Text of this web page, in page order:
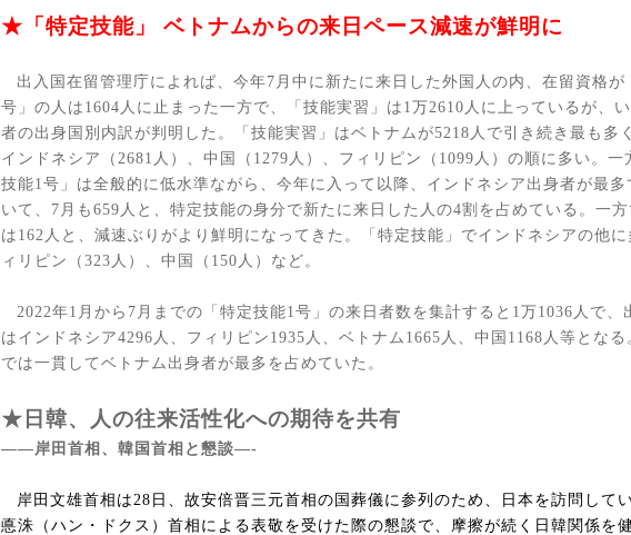
★「特定技能」 ベトナムからの来日ペース減速が鮮明に
出入国在留管理庁によれば、今年7 月中に新たに来日した外国人の内、在留資格が
号」の人は 1604 人に止まった一方で、「技能実習」は 1万2610 人に上っているが、
者の出身国別内訳が判明した。「技能実習」はベトナムが5218 人で引き続き最も多
インドネシア（ 2681 人）、中国（ 1279 人）、フィリピン（ 1099 人）の順に多い。一
技能1号」は全般的に低水準ながら、今年に入って以降、インドネシア出身者が最多
いて、 7 月も 659 人と、特定技能の身分で新たに来日した人の4割を占めている。一
は 162 人と、減速ぶりがより鮮明になってきた。「特定技能」でインドネシアの他に
ィリピン（ 323 人）、中国（ 150 人）など。
2022年1 月から 7 月までの「特定技能1号」の来日者数を集計すると 1万1036 人で、
はインドネシア4296 人、フィリピン 1935 人、ベトナム 1665 人、中国 1168 人等となる
では一貫してベトナム出身者が最多を占めていた。
★日韓、人の往来活性化への期待を共有
――岸田首相、韓国首相と懇談―-
岸田文雄首相は28 日、故安倍晋三元首相の国葬儀に参列のため、日本を訪問して
悳洙（ハン・ドクス）首相による表敬を受けた際の懇談で、摩擦が続く日韓関係を